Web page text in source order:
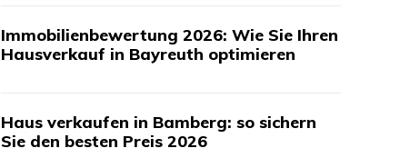
Immobilienbewertung 2026: Wie Sie Ihren
Hausverkauf in Bayreuth optimieren
Haus verkaufen in Bamberg: so sichern
Sie den besten Preis 2026